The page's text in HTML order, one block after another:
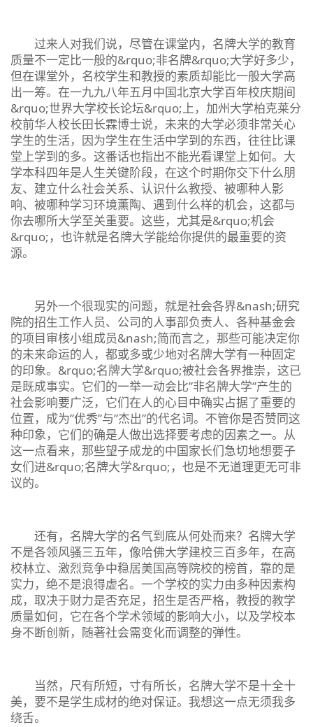
过来人对我们说，尽管在课堂内，名牌大学的教育
质量不一定比一般的&rquo;非名牌&rquo;大学好多少，
但在课堂外，名校学生和教授的素质却能比一般大学高
出一筹。在一九九八年五月中国北京大学百年校庆期间
&rquo;世界大学校长论坛&rquo;上，加州大学柏克莱分
校前华人校长田长霖博士说，未来的大学必须非常关心
学生的生活，因为学生在生活中学到的东西，往往比课
堂上学到的多。这番话也指出不能光看课堂上如何。大
学本科四年是人生关键阶段，在这个时期你交下什么朋
友、建立什么社会关系、认识什么教授、被哪种人影
响、被哪种学习环境薰陶、遇到什么样的机会，这都与
你去哪所大学至关重要。这些，尤其是&rquo;机会
&rquo;，也许就是名牌大学能给你提供的最重要的资
源。
另外一个很现实的问题，就是社会各界&nash;研究
院的招生工作人员、公司的人事部负责人、各种基金会
的项目审核小组成员&nash;简而言之，那些可能决定你
的未来命运的人，都或多或少地对名牌大学有一种固定
的印象。&rquo;名牌大学&rquo;被社会各界推崇，这已
是既成事实。它们的一举一动会比”非名牌大学”产生的
社会影响要广泛，它们在人的心目中确实占据了重要的
位置，成为”优秀”与”杰出”的代名词。不管你是否赞同这
种印象，它们的确是人做出选择要考虑的因素之一。从
这一点看来，那些望子成龙的中国家长们急切地想要子
女们进&rquo;名牌大学&rquo;，也是不无道理更无可非
议的。
还有，名牌大学的名气到底从何处而来？名牌大学
不是各领风骚三五年，像哈佛大学建校三百多年，在高
校林立、激烈竞争中稳居美国高等院校的榜首，靠的是
实力，绝不是浪得虚名。一个学校的实力由多种因素构
成，取决于财力是否充足，招生是否严格，教授的教学
质量如何，它在各个学术领域的影响大小，以及学校本
身不断创新，随著社会需变化而调整的弹性。
当然，尺有所短，寸有所长，名牌大学不是十全十
美，要不是学生成材的绝对保证。我想这一点无须我多
绕舌。